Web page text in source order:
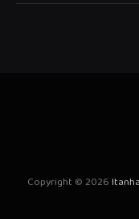
Copyright © 2026